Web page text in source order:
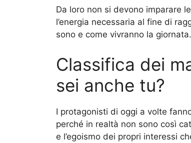
Da loro non si devono imparare
l’energia necessaria al fine di
sono e come vivranno la giornata.
Classifica dei
sei anche tu?
I protagonisti di oggi a volte
perché in realtà non sono così
e l’egoismo dei propri interessi